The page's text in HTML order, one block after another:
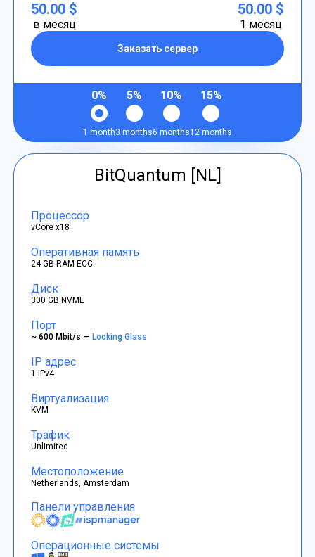
50.00 $
в месяц
Заказать сервер
50.00 $
1 месяц
0%
1 month
5%
3 months
10%
6 months
15%
12 months
BitQuantum [NL]
Процессор
vCore x18
Оперативная память
24 GB RAM ECC
Диск
300 GB NVME
Порт
~ 600 Mbit/s —Looking Glass
IP адрес
1 IPv4
Виртуализация
KVM
Трафик
Unlimited
Местоположение
Netherlands, Amsterdam
Панели управления
Операционные системы